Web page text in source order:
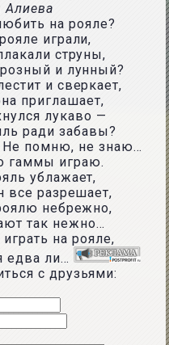
Алиева
на рояле?
играли,
струны,
и лунный?
и сверкает,
приглашает,
лукаво —
ради забавы?
помню, не знаю…
гаммы играю.
ублажает,
все разрешает,
небрежно,
так нежно…
на рояле,
едва ли…
с друзьями: